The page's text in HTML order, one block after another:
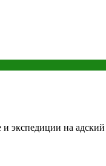
экспедиции на